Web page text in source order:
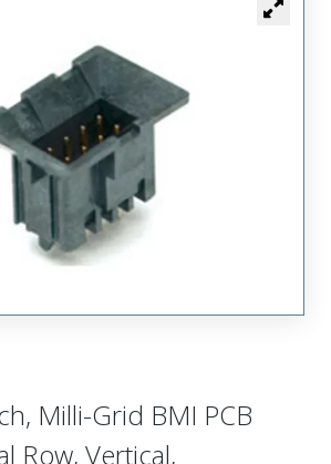
Milli-Grid BMI PCB
Row, Vertical,